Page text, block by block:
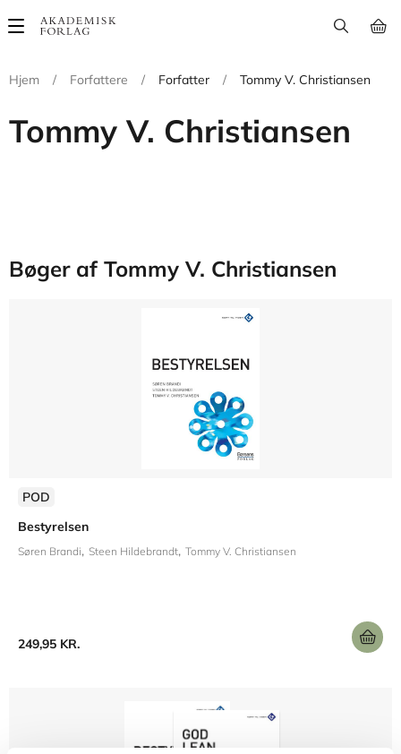
Main
Hjem
/ Forfattere / Forfatter / Tommy V. Christiansen
Tommy V. Christiansen
Bøger af Tommy V. Christiansen
POD
Bestyrelsen
Søren Brandi Steen Hildebrandt Tommy V. Christiansen
249,95 KR.